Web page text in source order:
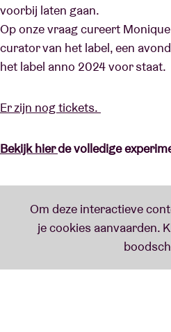
voorbij laten gaan.
Op onze vraag cureert
curator van het label, een
het label anno 2024 voor staat.
Er zijn nog tickets.
Bekijk hierde volledige